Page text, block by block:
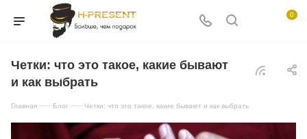
0
Четки: что это такое, какие бывают
и как выбрать
Главная — Блог — Четки: что это такое, какие бывают и как выбрать